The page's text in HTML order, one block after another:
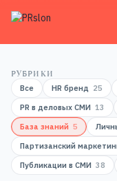
РУБРИКИ
Все
HR бренд 25
PR в деловых СМИ 13
База знаний 5
Партизанский
Публикации в СМИ 38